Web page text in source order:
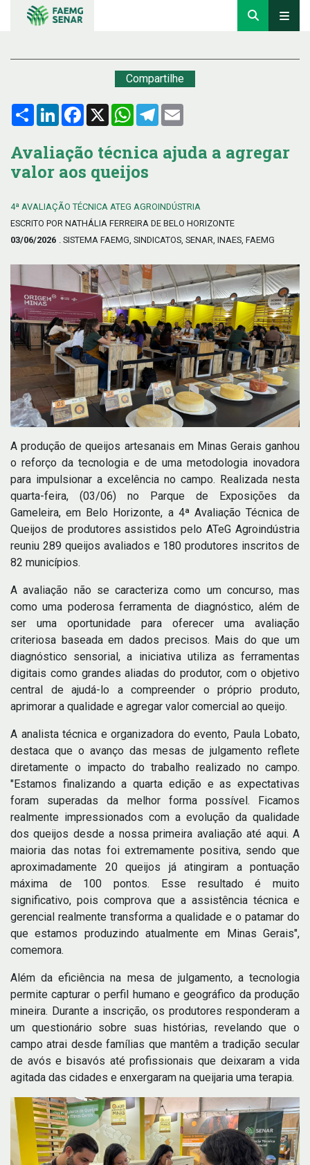
Compartilhe
Compartilhar
LinkedInFacebook
X WhatsApp
Telegram
Avaliação técnica ajuda a agregar
valor aos queijos
4ª AVALIAÇÃO TÉCNICA ATEG AGROINDÚSTRIA
ESCRITO POR NATHÁLIA FERREIRA DE BELO HORIZONTE
03/06/2026 . SISTEMA FAEMG, SINDICATOS, SENAR, INAES, FAEMG
A produção de queijos artesanais em Minas Gerais ganhou
o reforço da tecnologia e de uma metodologia inovadora
para impulsionar a excelência no campo. Realizada nesta
quarta-feira, (03/06) no Parque de Exposições da
Gameleira, em Belo Horizonte, a 4ª Avaliação Técnica de
Queijos de produtores assistidos pelo ATeG Agroindústria
reuniu 289 queijos avaliados e 180 produtores inscritos de
82 municípios.
A avaliação não se caracteriza como um concurso, mas
como uma poderosa ferramenta de diagnóstico, além de
ser uma oportunidade para oferecer uma avaliação
criteriosa baseada em dados precisos. Mais do que um
diagnóstico sensorial, a iniciativa utiliza as ferramentas
digitais como grandes aliadas do produtor, com o objetivo
central de ajudá-lo a compreender o próprio produto,
aprimorar a qualidade e agregar valor comercial ao queijo.
A analista técnica e organizadora do evento, Paula Lobato,
destaca que o avanço das mesas de julgamento reflete
diretamente o impacto do trabalho realizado no campo.
"Estamos finalizando a quarta edição e as expectativas
foram superadas da melhor forma possível. Ficamos
realmente impressionados com a evolução da qualidade
dos queijos desde a nossa primeira avaliação até aqui. A
maioria das notas foi extremamente positiva, sendo que
aproximadamente 20 queijos já atingiram a pontuação
máxima de 100 pontos. Esse resultado é muito
significativo, pois comprova que a assistência técnica e
gerencial realmente transforma a qualidade e o patamar do
que estamos produzindo atualmente em Minas Gerais",
comemora.
Além da eficiência na mesa de julgamento, a tecnologia
permite capturar o perfil humano e geográfico da produção
mineira. Durante a inscrição, os produtores responderam a
um questionário sobre suas histórias, revelando que o
campo atrai desde famílias que mantêm a tradição secular
de avós e bisavós até profissionais que deixaram a vida
agitada das cidades e enxergaram na queijaria uma terapia.